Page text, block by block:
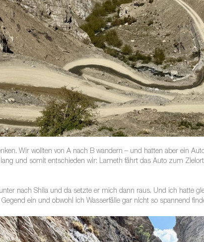
Wir wollten von A nach B wandern – und hatten aber ein
und somit entschieden wir: Lameth fährt das Auto zum
nach Shila und da setzte er mich dann raus. Und ich hatte
ein und obwohl ich Wasserfälle gar nicht so spannend